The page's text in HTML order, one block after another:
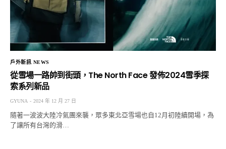
戶外新訊 NEWS
從雪場一路帥到街頭，The North Face 發佈2024雪季探
索系列新品
GYUNA 2024 年 12 月 27 日
隨著一波波大陸冷氣團來襲，眾多東北亞雪場也自12月初陸續開場，為
了讓所有台灣的滑…